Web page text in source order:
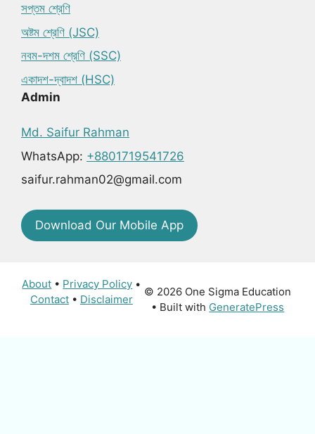
সপ্তম শ্রেণি
অষ্টম শ্রেণি (JSC)
নবম-দশম শ্রেণি (SSC)
একাদশ-দ্বাদশ (HSC)
Admin
Md. Saifur Rahman
WhatsApp: +8801719541726
saifur.rahman02@gmail.com
Download Our Mobile App
About • Privacy Policy •
Contact• Disclaimer
© 2026 One Sigma Education
• Built with GeneratePress